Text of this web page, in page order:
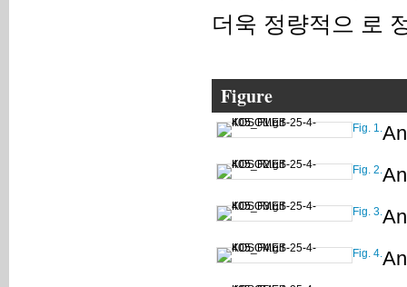
더욱 정량적으 로
Figure
Fig. 1.
Fig. 2.
Fig. 3.
Fig. 4.